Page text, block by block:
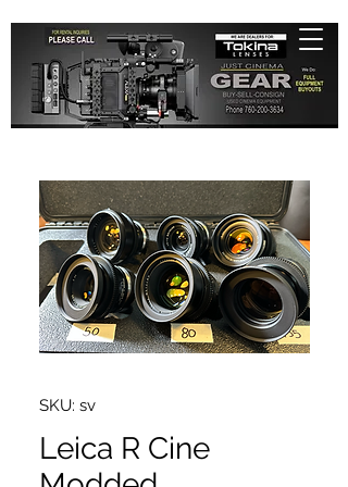
SKU: sv
Leica R Cine